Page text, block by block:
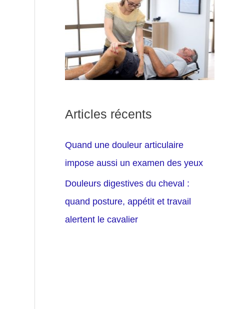
Articles récents
Quand une douleur articulaire
impose aussi un examen des yeux
Douleurs digestives du cheval :
quand posture, appétit et travail
alertent le cavalier